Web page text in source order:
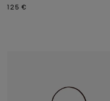
Jetzt
125 €